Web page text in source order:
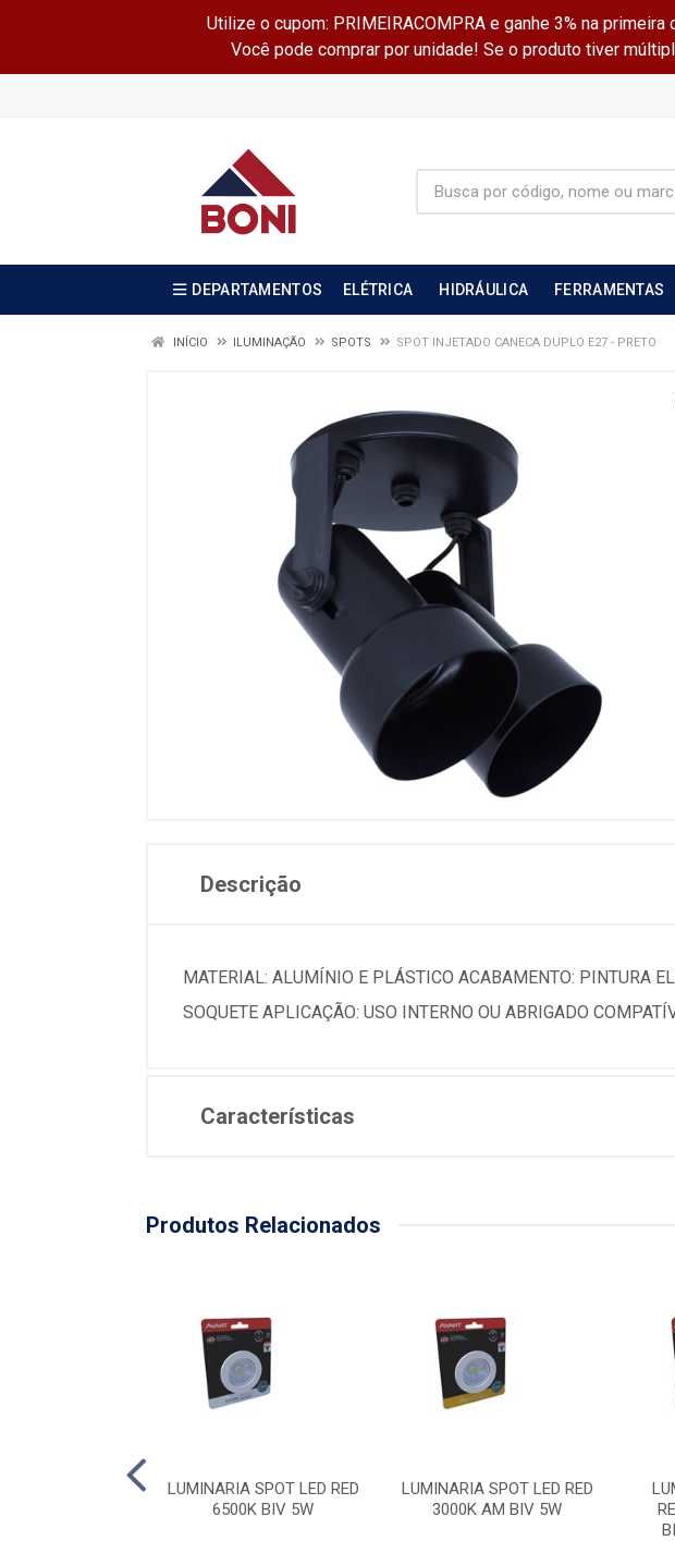
Utilize o cupom: PRIMEIRACOMPRA e ganhe 3% na
Você pode comprar por unidade! Se o produto tiver
DEPARTAMENTOS ELÉTRICA HIDRÁULICA FERRAMENTAS
INÍCIO ILUMINAÇÃO SPOTS SPOT INJETADO CANECA DUPLO E27 - PRETO
Descrição
MATERIAL: ALUMÍNIO E PLÁSTICO ACABAMENTO: PINTURA
SOQUETE APLICAÇÃO: USO INTERNO OU ABRIGADO
Características
Produtos Relacionados
LUMINARIA SPOT LED RED
6500K BIV 5W
LUMINARIA SPOT LED RED
3000K AM BIV 5W